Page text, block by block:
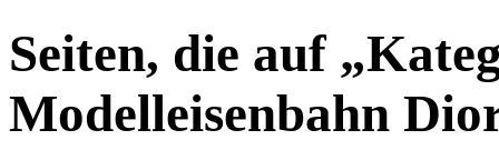
Seiten, die auf
Modelleisenbahn